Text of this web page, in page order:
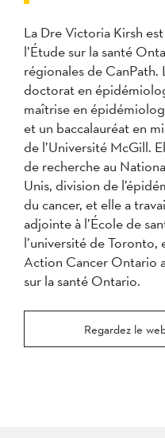
La Dre Victoria Kirsh
l’Étude sur la santé
régionales de CanPath.
doctorat en
maîtrise en
et un baccalauréat en
de l’Université McGill.
de recherche au
Unis, division de
du cancer, et elle a
adjointe à l’École de
l’université de
Action Cancer Ontario
sur la santé Ontario.
Regardez le